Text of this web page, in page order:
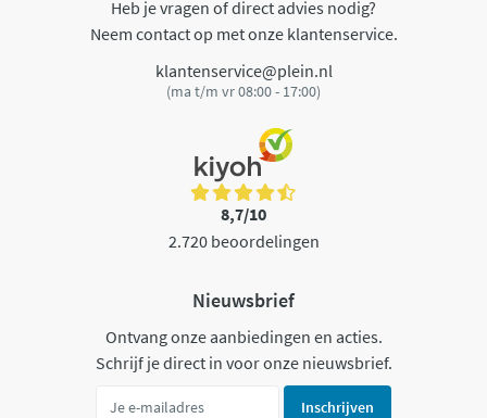
Heb je vragen of direct advies nodig?
Neem contact op met onze klantenservice.
klantenservice@plein.nl
(ma t/m vr 08:00 - 17:00)
8,7/10
2.720 beoordelingen
Nieuwsbrief
Ontvang onze aanbiedingen en acties.
Schrijf je direct in voor onze nieuwsbrief.
Inschrijven